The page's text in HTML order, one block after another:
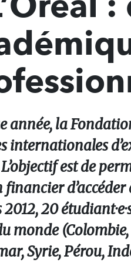
année, la
internationales
est de
financier
2012, 20
monde
Syrie, Pérou,